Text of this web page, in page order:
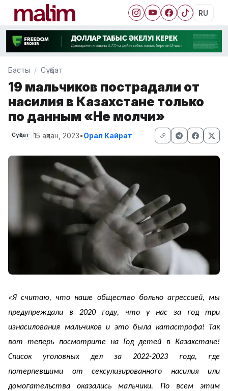
RU
Басты Сұқбат
19 мальчиков пострадали от
насилия в Казахстане только
по данным «Не молчи»
Сұқбат 15 ақпан, 2023•Орал Кайрат
«Я считаю, что наше общество больно агрессией, мы
предупреждали в 2020 году, что у нас за год три
изнасилования мальчиков и это была катастрофа! Так
вот теперь посмотрите на Год детей в Казахстане!
Список уголовных дел за 2022-2023 года, где
потерпевшими от сексулизированного насилия или
домогательства оказались мальчики. По всем этим